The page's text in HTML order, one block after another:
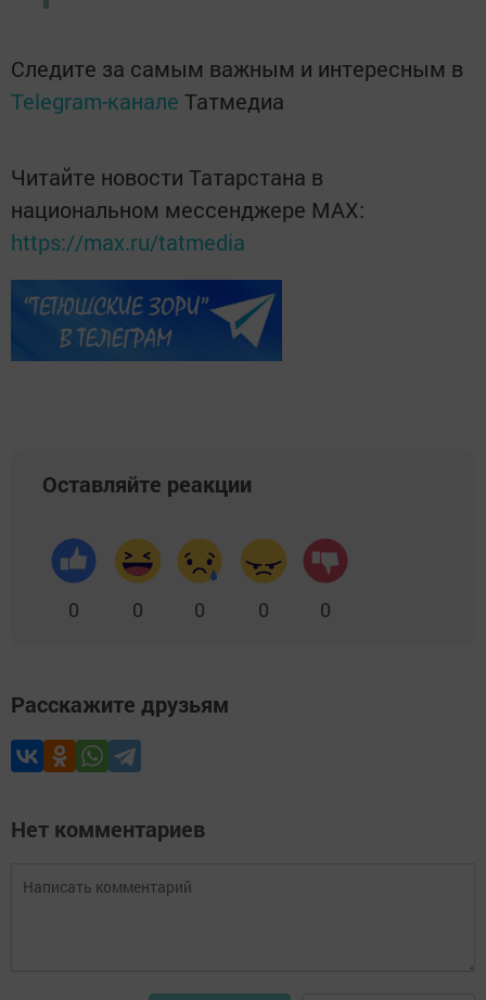
Следите за самым важным и интересным в
Telegram-канале Татмедиа
Читайте новости Татарстана в
национальном мессенджере MАХ:
https://max.ru/tatmedia
Оставляйте реакции
0 0 0 0 0
Расскажите друзьям
Нет комментариев